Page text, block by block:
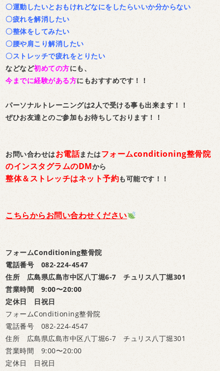
〇運動したいとおもけれどなにをしたらいいか分からない
〇疲れを解消したい
〇整体をしてみたい
〇腰や肩こり解消したい
〇ストレッチで疲れをとりたい
などなど初めての方にも、
今までに経験がある方にもおすすめです！！
パーソナルトレーニングは2人で受ける事も出来ます！！
ぜひお友達とのご参加もお待ちしております！！
お問い合わせはお電話またはフォームconditioning整骨院
のインスタグラムのDMから
整体＆ストレッチはネット予約も可能です！！
こちらからお問い合わせください
フォームConditioning整骨院
電話番号 082-224-4547
住所 広島県広島市中区八丁堀6-7 チュリス八丁堀301
営業時間 9:00〜20:00
定休日 日祝日
フォームConditioning整骨院
電話番号 082-224-4547
住所 広島県広島市中区八丁堀6-7 チュリス八丁堀301
営業時間 9:00〜20:00
定休日 日祝日